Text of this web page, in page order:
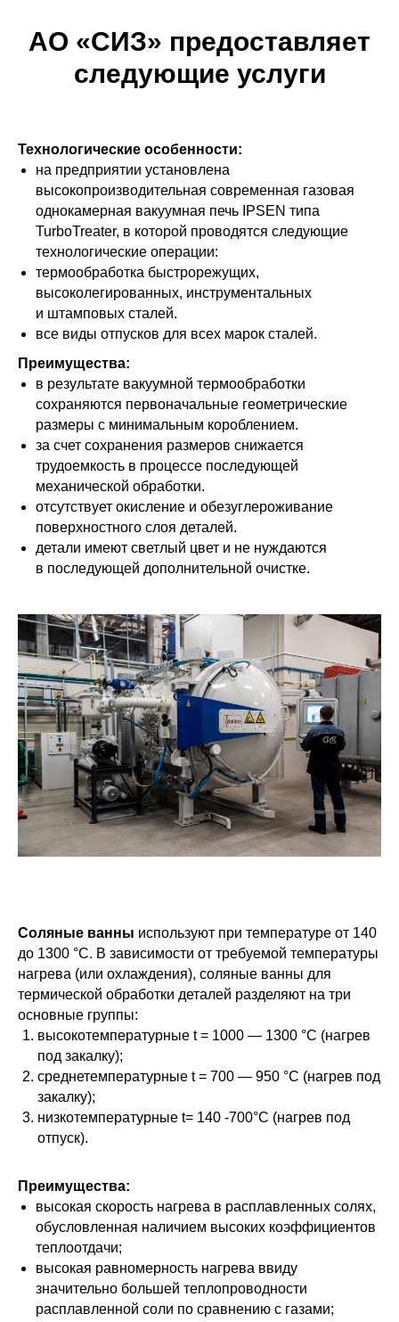
АО «СИЗ» предоставляет
следующие услуги
Вакуумная термообработка
металлов
Технологические особенности:
на предприятии установлена
высокопроизводительная современная газовая
однокамерная вакуумная печь IPSEN типа
TurboTreater, в которой проводятся следующие
технологические операции:
термообработка быстрорежущих,
высоколегированных, инструментальных
и штамповых сталей.
все виды отпусков для всех марок сталей.
Преимущества:
в результате вакуумной термообработки
сохраняются первоначальные геометрические
размеры с минимальным короблением.
за счет сохранения размеров снижается
трудоемкость в процессе последующей
механической обработки.
отсутствует окисление и обезуглероживание
поверхностного слоя деталей.
детали имеют светлый цвет и не нуждаются
в последующей дополнительной очистке.
Соляные ванны используют при температуре от 140
до 1300 °C. В зависимости от требуемой температуры
нагрева (или охлаждения), соляные ванны для
термической обработки деталей разделяют на три
основные группы:
высокотемпературные t = 1000 — 1300 °C (нагрев
под закалку);
среднетемпературные t = 700 — 950 °C (нагрев под
закалку);
низкотемпературные t= 140 -700°С (нагрев под
отпуск).
Преимущества:
высокая скорость нагрева в расплавленных солях,
обусловленная наличием высоких коэффициентов
теплоотдачи;
высокая равномерность нагрева ввиду
значительно большей теплопроводности
расплавленной соли по сравнению с газами;